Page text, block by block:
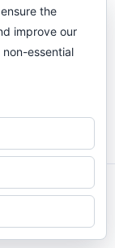
que
Derechos
the
improve our
essential